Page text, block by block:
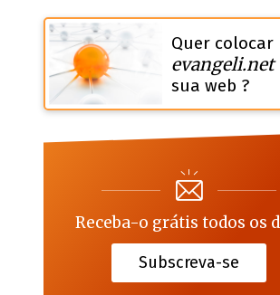
Quer colocar
evangeli.net
sua web ?
Receba-o grátis todos os
Subscreva-se